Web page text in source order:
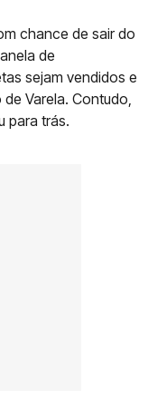
chance de sair do
de
sejam vendidos e
Varela. Contudo,
para trás.